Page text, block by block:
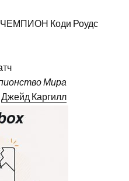
Коди Роудс
Мира
Джейд Каргилл